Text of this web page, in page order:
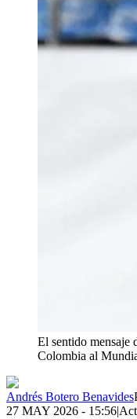
El sentido mensaje
Colombia al
Andrés Botero Benavides
27 MAY 2026 - 15:56|